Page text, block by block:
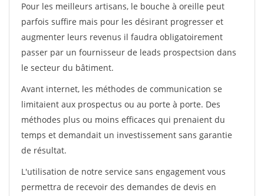
Pour les meilleurs artisans, le bouche à oreille peut
parfois suffire mais pour les désirant progresser et
augmenter leurs revenus il faudra obligatoirement
passer par un fournisseur de leads prospectsion dans
le secteur du bâtiment.
Avant internet, les méthodes de communication se
limitaient aux prospectus ou au porte à porte. Des
méthodes plus ou moins efficaces qui prenaient du
temps et demandait un investissement sans garantie
de résultat.
L'utilisation de notre service sans engagement vous
permettra de recevoir des demandes de devis en